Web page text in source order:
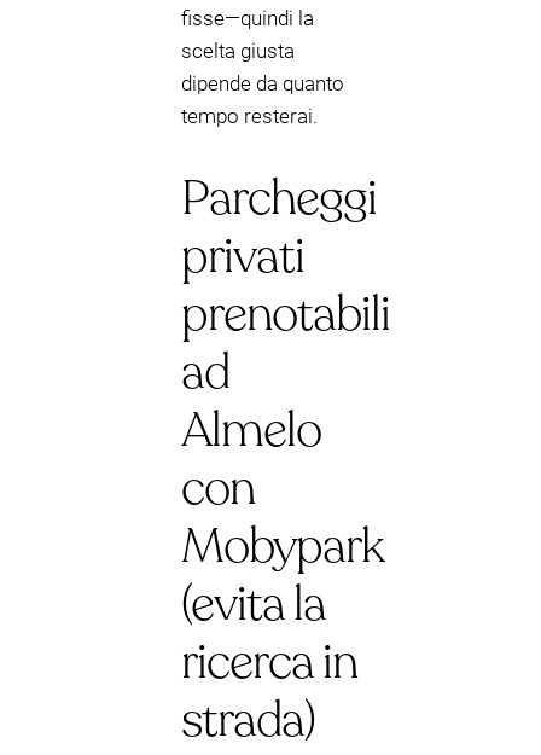
fisse—quindi la
scelta giusta
dipende da quanto
tempo resterai.
Parcheggi
privati
prenotabili
ad
Almelo
con
Mobypark
(evita la
ricerca in
strada)